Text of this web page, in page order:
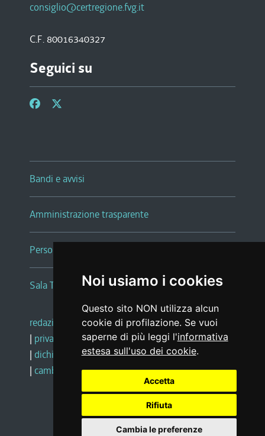
Noi usiamo i cookies
Questo sito NON utilizza alcun
cookie di profilazione. Se vuoi
saperne di più leggi l'informativa
estesa sull'uso dei cookie.
Accetta
Rifiuta
Cambia le preferenze
consiglio@certregione.fvg.it
C.F. 80016340327
Seguici su
Bandi e avvisi
Amministrazione trasparente
Persone e Uffici
Sala Tiziano Tessitori
redazione web |note legali |glossario
| privacy
social media policy
| dichiarazione di accessibilità |feedback
| cambio preferenze cookie
Realizzato da